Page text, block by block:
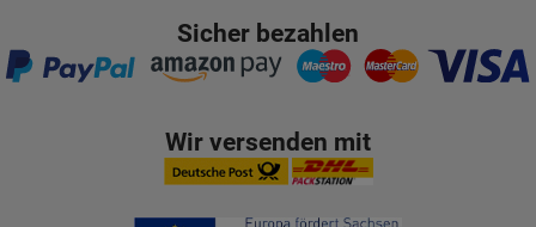
Sicher bezahlen
Wir versenden mit